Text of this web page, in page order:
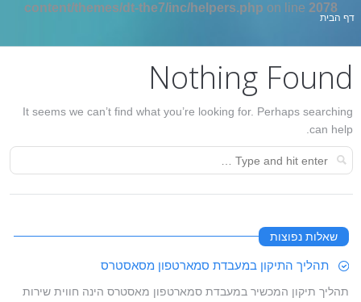
content/themes/dt-the7/inc/helpers.php on line 2078
אתה כאן:
דף הבית
Nothing Found
It seems we can’t find what you’re looking for. Perhaps searching
can help.
שאלות נפוצות
תהליך התיקון במעבדת סמארטפון מסאסטרס
תהליך תיקון המכשיר במעבדת סמארטפון מאסטרס הינה חווית שירות